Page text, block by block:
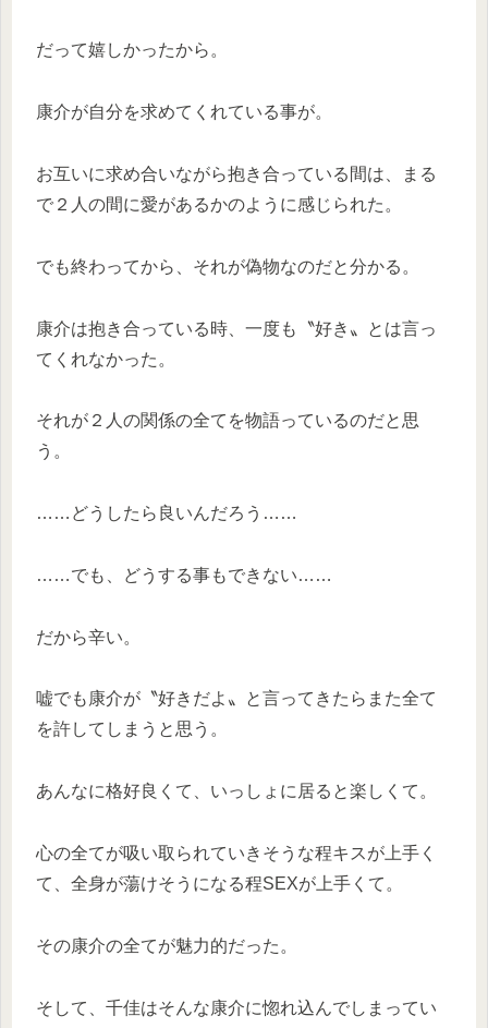
だって嬉しかったから。
康介が自分を求めてくれている事が。
お互いに求め合いながら抱き合っている間は、まる
で２人の間に愛があるかのように感じられた。
でも終わってから、それが偽物なのだと分かる。
康介は抱き合っている時、一度も〝好き〟とは言っ
てくれなかった。
それが２人の関係の全てを物語っているのだと思
う。
……どうしたら良いんだろう……
……でも、どうする事もできない……
だから辛い。
嘘でも康介が〝好きだよ〟と言ってきたらまた全て
を許してしまうと思う。
あんなに格好良くて、いっしょに居ると楽しくて。
心の全てが吸い取られていきそうな程キスが上手く
て、全身が蕩けそうになる程SEXが上手くて。
その康介の全てが魅力的だった。
そして、千佳はそんな康介に惚れ込んでしまってい